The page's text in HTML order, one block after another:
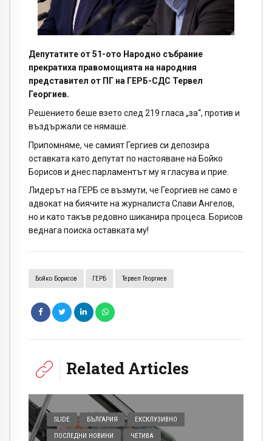
Депутатите от 51-ото Народно събрание
прекратиха правомощията на народния
представител от ПГ на ГЕРБ-СДС Тервел
Георгиев.
Решението беше взето след 219 гласа „за“, против и
въздържали се нямаше.
Припомняме, че самият Гергиев си депозира
оставката като депутат по настояване на Бойко
Борисов и днес парламентът му я гласува и прие.
Лидерът на ГЕРБ се възмути, че Георгиев не само е
адвокат на биячите на журналиста Слави Ангелов,
но и като такъв редовно шиканира процеса. Борисов
веднага поиска оставката му!
Бойко Борисов ГЕРБ Тервел Георгиев
Related Articles
SLIDE БЪЛГАРИЯ ЕКСКЛУЗИВНО
ПОСЛЕДНИ НОВИНИ ЧЕТИВА